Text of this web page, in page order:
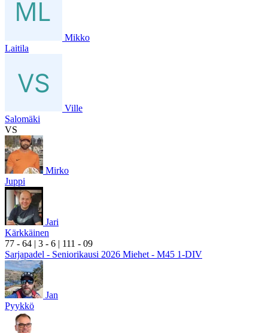
Mikko
Laitila
Ville
Salomäki
VS
Mirko
Juppi
Jari
Kärkkäinen
77 - 64 | 3 - 6 | 111 - 09
Sarjapadel - Seniorikausi 2026 Miehet - M45 1-DIV
Jan
Pyykkö